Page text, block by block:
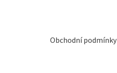
Obchodní podmínky